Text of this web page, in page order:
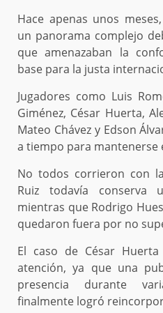
Hace apenas unos
un panorama complejo
que amenazaban la
base para la justa
Jugadores como Luis
Giménez, César Huerta,
Mateo Chávez y Edson
a tiempo para mantenerse
No todos corrieron con
Ruiz todavía conserva
mientras que Rodrigo
quedaron fuera por no
El caso de César
atención, ya que una
presencia durante
finalmente logró